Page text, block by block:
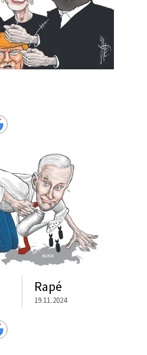
Rapé
19.11.2024